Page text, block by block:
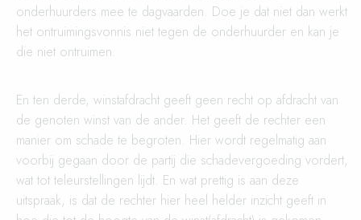
onderhuurders mee te dagvaarden. Doe je dat niet dan werkt
het ontruimingsvonnis niet tegen de onderhuurder en kan je
die niet ontruimen.
En ten derde, winstafdracht geeft geen recht op afdracht van
de genoten winst van de ander. Het geeft de rechter een
manier om schade te begroten. Hier wordt regelmatig aan
voorbij gegaan door de partij die schadevergoeding vordert,
wat tot teleurstellingen lijdt. En wat prettig is aan deze
uitspraak, is dat de rechter hier heel helder inzicht geeft in